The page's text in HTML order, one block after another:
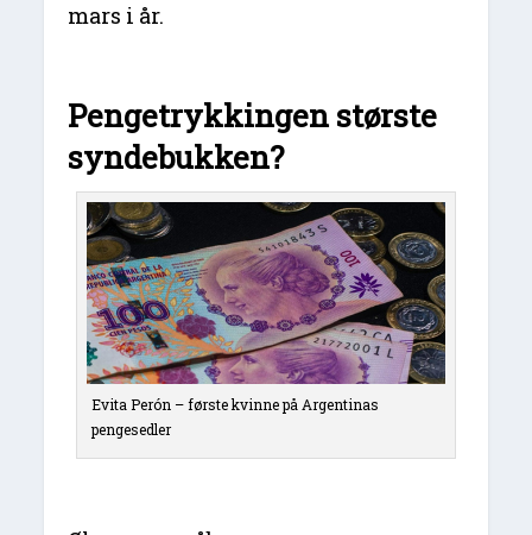
mars i år.
Pengetrykkingen største
syndebukken?
Evita Perón – første kvinne på Argentinas
pengesedler